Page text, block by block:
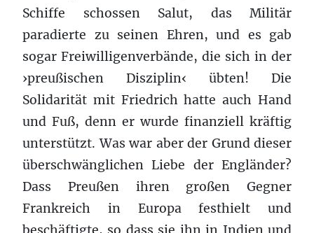
Schiffe schossen Salut, das Militär
paradierte zu seinen Ehren, und es gab
sogar Freiwilligenverbände, die sich in der
›preußischen Disziplin‹ übten! Die
Solidarität mit Friedrich hatte auch Hand
und Fuß, denn er wurde finanziell kräftig
unterstützt. Was war aber der Grund dieser
überschwänglichen Liebe der Engländer?
Dass Preußen ihren großen Gegner
Frankreich in Europa festhielt und